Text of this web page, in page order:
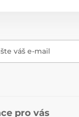
váš e-mail
pro vás